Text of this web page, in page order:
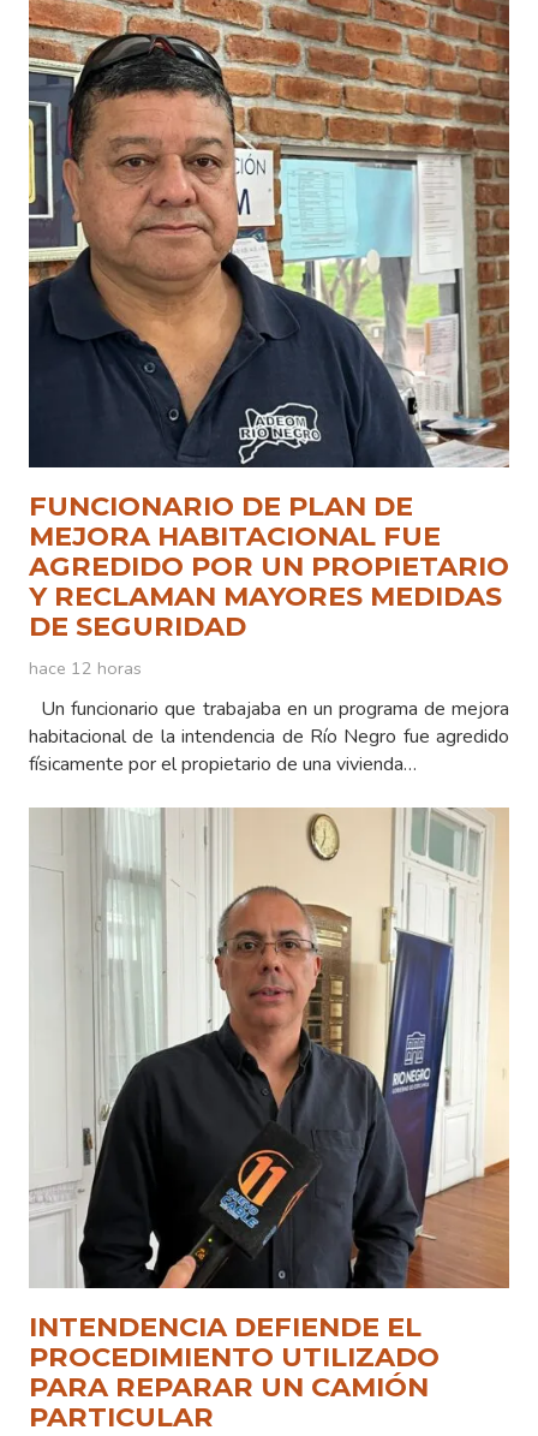
FUNCIONARIO DE PLAN DE
MEJORA HABITACIONAL FUE
AGREDIDO POR UN PROPIETARIO
Y RECLAMAN MAYORES MEDIDAS
DE SEGURIDAD
hace 12 horas
Un funcionario que trabajaba en un programa de mejora
habitacional de la intendencia de Río Negro fue agredido
físicamente por el propietario de una vivienda…
INTENDENCIA DEFIENDE EL
PROCEDIMIENTO UTILIZADO
PARA REPARAR UN CAMIÓN
PARTICULAR